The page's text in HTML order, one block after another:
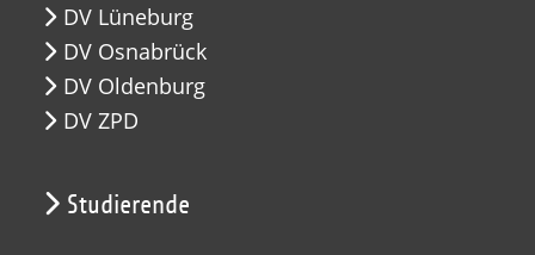
DV Lüneburg
DV Osnabrück
DV Oldenburg
DV ZPD
Studierende